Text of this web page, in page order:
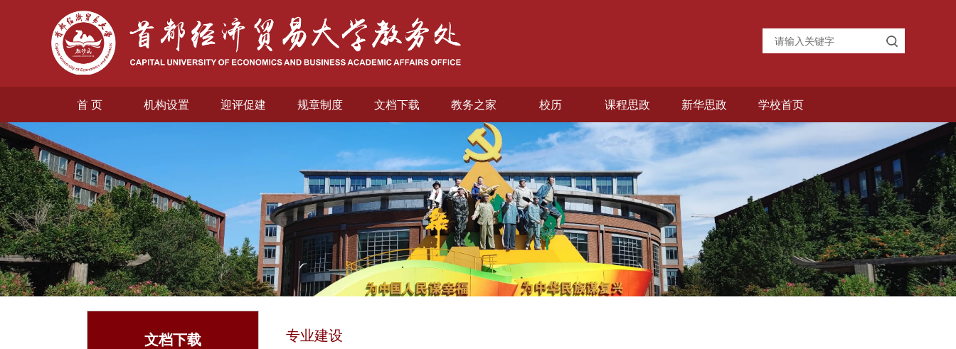
首 页 机构设置 迎评促建 规章制度 文档下载 教务之家 校历 课程思政 新华思政 学校首页
文档下载 专业建设